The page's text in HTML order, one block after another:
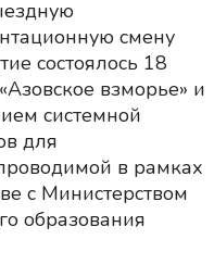
смену
состоялось 18
взморье» и
системной
для
в рамках
с Министерством
образования